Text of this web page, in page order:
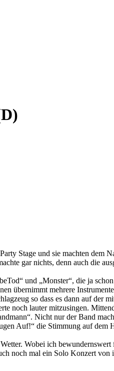
Stage und sie machten dem
gar nichts, denn auch die
und „Monster“, die ja
übernimmt mehrere
so dass es dann auf der
noch lauter mitzusingen.
Nicht nur der Band
Auf!“ die Stimmung auf
Wobei ich bewundernswert
noch mal ein Solo Konzert von